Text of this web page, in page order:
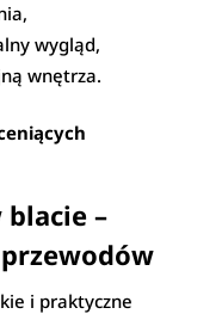
wygląd,
wnętrza.
–
i praktyczne